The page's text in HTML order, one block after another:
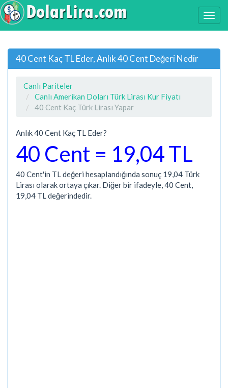
40 Cent Kaç TL Eder, Anlık 40 Cent Değeri Nedir
Canlı Pariteler
Canlı Amerikan Doları Türk Lirası Kur Fiyatı
40 Cent Kaç Türk Lirası Yapar
Anlık 40 Cent Kaç TL Eder?
40 Cent = 19,04 TL
40 Cent'in TL değeri hesaplandığında sonuç 19,04 Türk
Lirası olarak ortaya çıkar. Diğer bir ifadeyle, 40 Cent,
19,04 TL değerindedir.